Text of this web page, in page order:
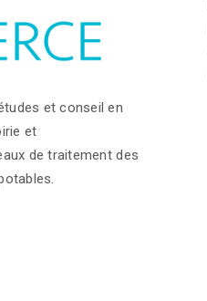
et conseil en
et
de traitement des